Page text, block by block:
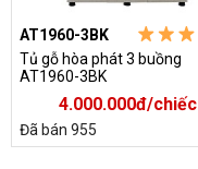
AT1960-3BK
Tủ gỗ hòa phát 3 buồng
AT1960-3BK
4.000.000đ/chiếc
Đã bán 955